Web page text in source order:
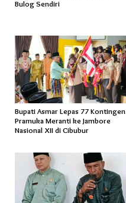
Bulog Sendiri
Bupati Asmar Lepas 77 Kontingen
Pramuka Meranti ke Jambore
Nasional XII di Cibubur